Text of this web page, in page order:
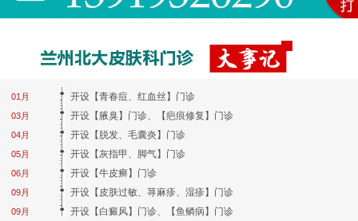
01月
03月
04月
05月
06月
09月
09月
开设【青春痘、红血丝】门诊
开设【腋臭】门诊、【疤痕修复】门诊
开设【脱发、毛囊炎】门诊
开设【灰指甲、脚气】门诊
开设【牛皮癣】门诊
开设【皮肤过敏、荨麻疹、湿疹】门诊
开设【白癜风】门诊、【鱼鳞病】门诊